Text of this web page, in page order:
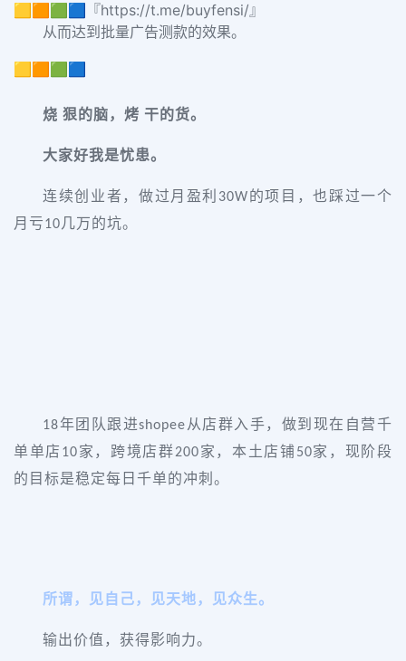
🟨🟧🟩🟦『https://t.me/buyfensi/』
从而达到批量广告测款的效果。
🟨🟧🟩🟦
烧 狠的脑，烤 干的货。
大家好我是忧患。
连续创业者，做过月盈利 30W的项目，也踩过一个
月亏10几万的坑。
18年团队跟进shopee 从店群入手，做到现在自营千
单单店 10家，跨境店群200家，本土店铺 50家，现阶段
的目标是稳定每日千单的冲刺。
所谓，见自己，见天地，见众生。
输出价值，获得影响力。